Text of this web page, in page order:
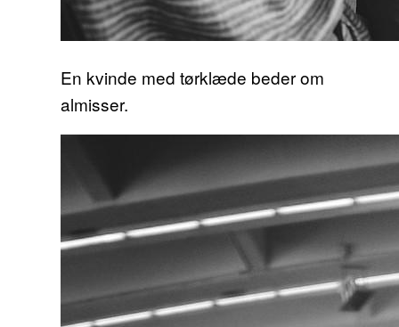
En kvinde med tørklæde beder om
almisser.